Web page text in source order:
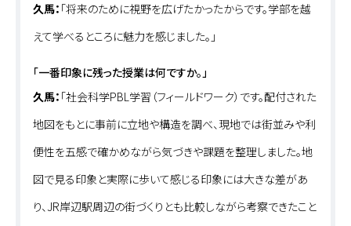
久馬： 「将来のために視野を広げたかったからです。学部を越
えて学べるところに魅力を感じました。」
「一番印象に残った授業は何ですか。」
久馬： 「社会科学PBL学習（フィールドワーク）です。配付された
地図をもとに事前に立地や構造を調べ、現地では街並みや利
便性を五感で確かめながら気づきや課題を整理しました。地
図で見る印象と実際に歩いて感じる印象には大きな差があ
り、JR岸辺駅周辺の街づくりとも比較しながら考察できたこと